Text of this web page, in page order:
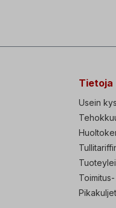
Tietoja
Usein